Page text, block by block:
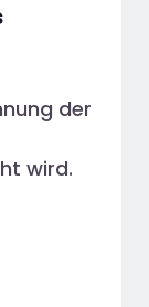
der
wird.